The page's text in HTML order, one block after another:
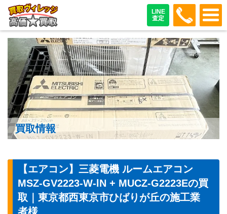
LINE
査定
048-
買取情報
【エアコン】三菱電機 ルームエアコン
MSZ-GV2223-W-lN + MUCZ-G2223Eの買
取｜東京都西東京市ひばりが丘の施工業
者様